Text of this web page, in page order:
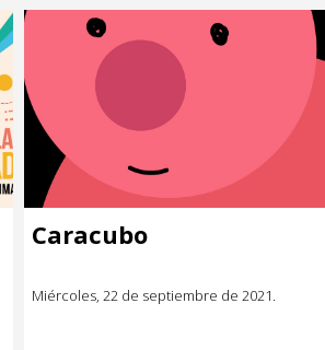
Caracubo
Miércoles, 22 de septiembre de 2021.